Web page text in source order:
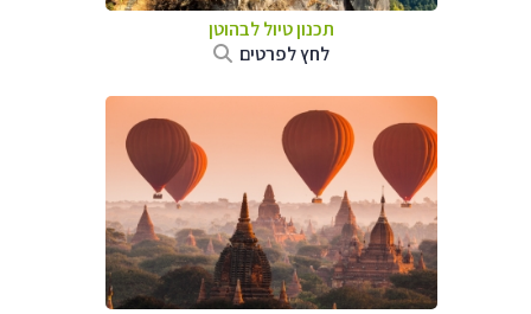
תכנון טיול לבהוטן
לחץ לפרטים